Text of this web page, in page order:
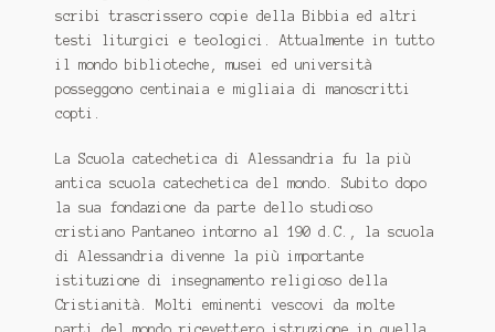
scribi trascrissero copie della Bibbia ed altri
testi liturgici e teologici. Attualmente in tutto
il mondo biblioteche, musei ed università
posseggono centinaia e migliaia di manoscritti
copti.
La Scuola catechetica di Alessandria fu la più
antica scuola catechetica del mondo. Subito dopo
la sua fondazione da parte dello studioso
cristiano Pantaneo intorno al 190 d.C., la scuola
di Alessandria divenne la più importante
istituzione di insegnamento religioso della
Cristianità. Molti eminenti vescovi da molte